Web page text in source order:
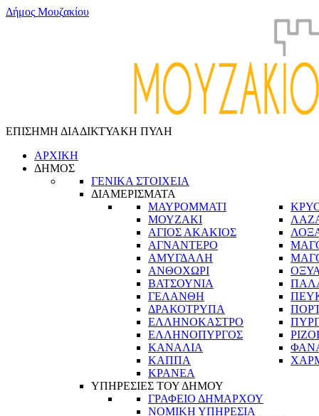
Δήμος Μουζακίου
ΕΠΙΣΗΜΗ ΔΙΑΔΙΚΤΥΑΚΗ ΠΥΛΗ
ΑΡΧΙΚΗ
ΔΗΜΟΣ
ΓΕΝΙΚΑ ΣΤΟΙΧΕΙΑ
ΔΙΑΜΕΡΙΣΜΑΤΑ
ΜΑΥΡΟΜΜΑΤΙ
ΜΟΥΖΑΚΙ
ΑΓΙΟΣ ΑΚΑΚΙΟΣ
ΑΓΝΑΝΤΕΡΟ
ΑΜΥΓΔΑΛΗ
ΑΝΘΟΧΩΡΙ
ΒΑΤΣΟΥΝΙΑ
ΓΕΛΑΝΘΗ
ΔΡΑΚΟΤΡΥΠΑ
ΕΛΛΗΝΟΚΑΣΤΡΟ
ΕΛΛΗΝΟΠΥΡΓΟΣ
ΚΑΝΑΛΙΑ
ΚΑΠΠΑ
ΚΡΑΝΕΑ
ΥΠΗΡΕΣΙΕΣ ΤΟΥ ΔΗΜΟΥ
ΓΡΑΦΕΙΟ ΔΗΜΑΡΧΟΥ
ΝΟΜΙΚΗ ΥΠΗΡΕΣΙΑ